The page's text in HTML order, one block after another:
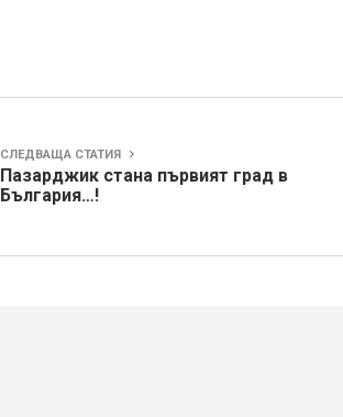
СЛЕДВАЩА СТАТИЯ
Пазарджик стана първият град в
България…!